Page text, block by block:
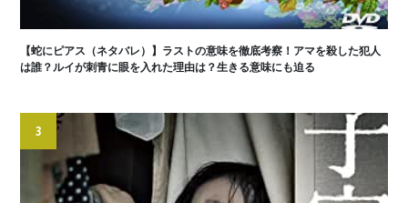
【蛇にピアス（ネタバレ）】ラストの意味を徹底考察！アマを殺した犯人
は誰？ルイが刺青に眼を入れた理由は？生きる意味にも迫る
3